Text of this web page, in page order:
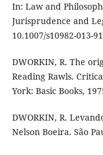
In: Law and
Jurisprudence and
10.1007/s10982-013-
DWORKIN, R. The
Reading Rawls.
York: Basic Books,
DWORKIN, R.
Nelson Boeira. São